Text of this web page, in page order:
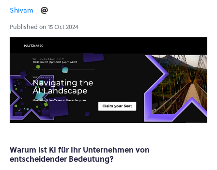
Shivam
Published on 15 Oct 2024
Warum ist KI für Ihr Unternehmen von
entscheidender Bedeutung?